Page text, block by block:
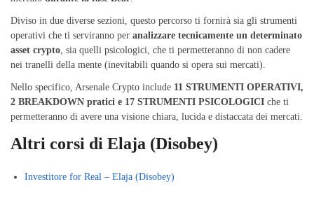
Diviso in due diverse sezioni, questo percorso ti fornirà sia gli strumenti
operativi che ti serviranno per analizzare tecnicamente un determinato
asset crypto , sia quelli psicologici, che ti permetteranno di non cadere
nei tranelli della mente (inevitabili quando si opera sui mercati).
Nello specifico, Arsenale Crypto include 11 STRUMENTI OPERATIVI,
2 BREAKDOWN pratici e 17 STRUMENTI PSICOLOGICI che ti
permetteranno di avere una visione chiara, lucida e distaccata dei mercati.
Altri corsi di Elaja (Disobey)
Investitore for Real – Elaja (Disobey)